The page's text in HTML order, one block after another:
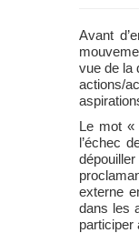
Avant
vue de la
actions/
Le mot «
l’échec
externe
dans les
participer